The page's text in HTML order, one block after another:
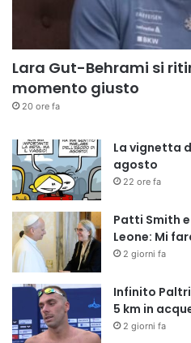
Lara Gut-Behrami si
momento giusto
20 ore fa
La vignetta
agosto
22 ore fa
Patti Smith
Leone: Mi
2 giorni fa
Infinito
5 km in
2 giorni fa